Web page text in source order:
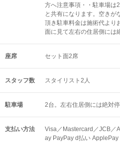
方へ注意事項・・駐車場は
と共有になります。空きが
頂き駐車料金は施術代より
面に見て左右の住居側には
座席 セット面2席
スタッフ数 スタイリスト2人
駐車場 2台。左右住居側には絶対
支払い方法
Visa／Mastercard／JCB／
ay PayPay d払い